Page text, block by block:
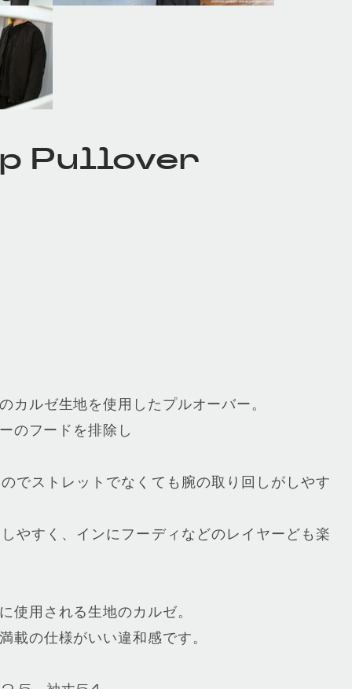
Pullover
カルゼ生地を使用したプルオーバー。
フードを排除し
でストレットでなくても腕の取り回しがしやす
やすく、インにフーディなどのレイヤーども楽
使用される生地のカルゼ。
載の仕様がいい違和感です。